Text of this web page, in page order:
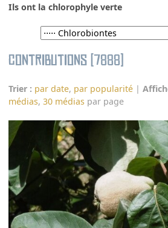
Ils ont la chlorophyle verte
Contributions (7888)
Trier : par date, par popularité |
médias,30 médias par page